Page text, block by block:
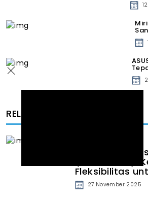
RELATED ARTICLE
SanDisk DJ
(Rekordbox):
Fleksibilitas
27 November 2025